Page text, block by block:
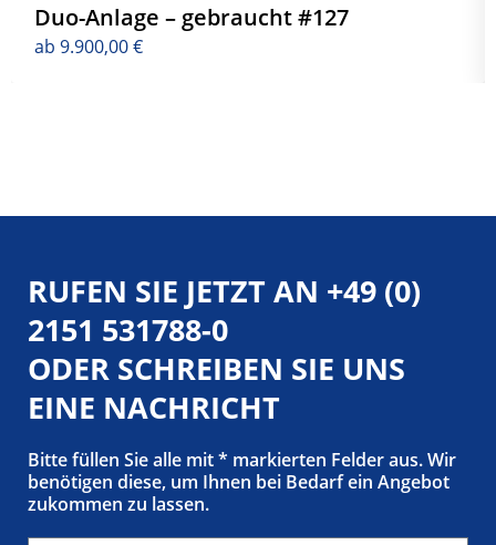
Duo-Anlage – gebraucht #127
ab 9.900,00€
RUFEN SIE JETZT AN +49 (0)
2151 531788-0
ODER SCHREIBEN SIE UNS
EINE NACHRICHT
Bitte füllen Sie alle mit * markierten Felder aus. Wir
benötigen diese, um Ihnen bei Bedarf ein Angebot
zukommen zu lassen.